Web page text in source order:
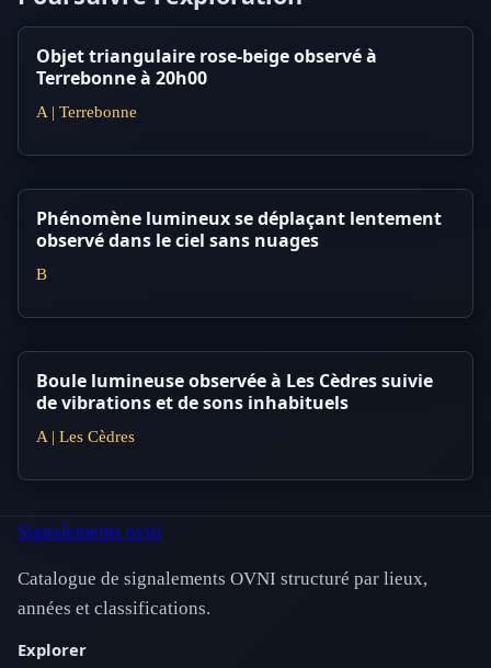
Objet triangulaire rose-beige observé à
Terrebonne à 20h00
A | Terrebonne
Phénomène lumineux se déplaçant lentement
observé dans le ciel sans nuages
B
Boule lumineuse observée à Les Cèdres suivie
de vibrations et de sons inhabituels
A | Les Cèdres
Signalements ovni
Catalogue de signalements OVNI structuré par lieux,
années et classifications.
Explorer